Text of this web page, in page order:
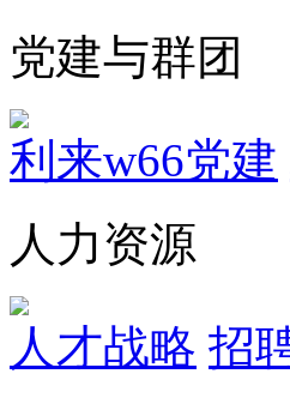
党建与群团
利来w66党建
人力资源
人才战略 招